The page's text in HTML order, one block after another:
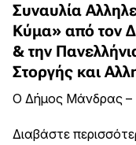
Συναυλία
Κύμα» από τον
& την
Στοργής και
Ο Δήμος Μάνδρας –
Διαβάστε